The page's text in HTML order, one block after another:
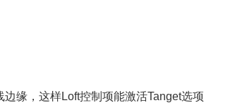
缘，这样Loft控制项能激活Tanget选项